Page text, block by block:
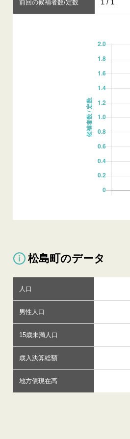
前回の候補者数/定数 1 / 1
松島町のデータ
人口
男性人口
15歳未満人口
歳入決算総額
地方債現在高